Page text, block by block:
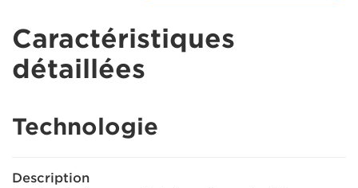
Caractéristiques
détaillées
Technologie
Description